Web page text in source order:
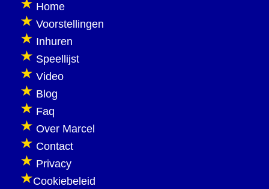
Home
Voorstellingen
Inhuren
Speellijst
Video
Blog
Faq
Over Marcel
Contact
Privacy
Cookiebeleid